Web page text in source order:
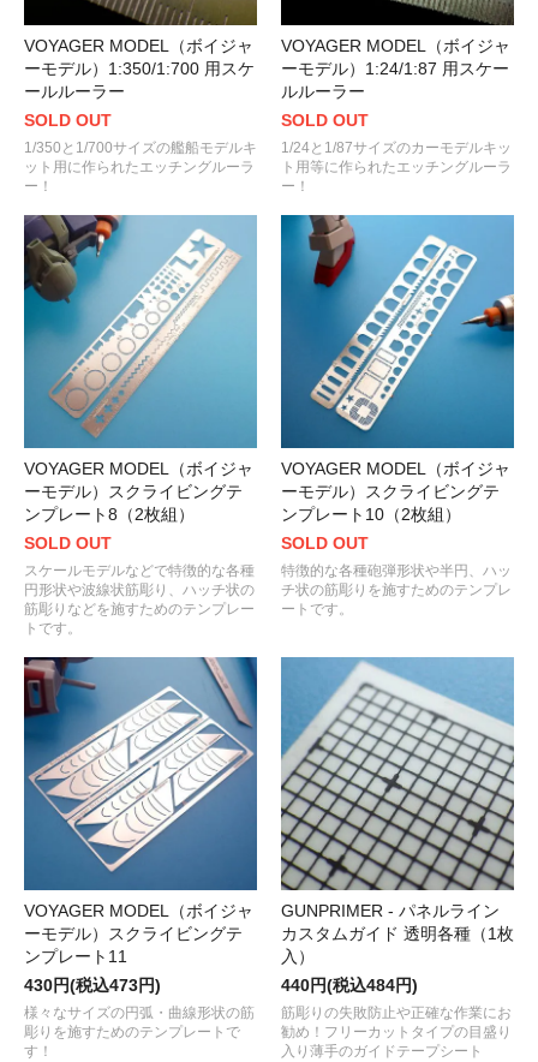
VOYAGER MODEL（ボイジャ
ーモデル）1:350/1:700 用スケ
ールルーラー
SOLD OUT
1/350と1/700サイズの艦船モデルキ
ット用に作られたエッチングルーラ
ー！
VOYAGER MODEL（ボイジャ
ーモデル）1:24/1:87 用スケー
ルルーラー
SOLD OUT
1/24と1/87サイズのカーモデルキッ
ト用等に作られたエッチングルーラ
ー！
VOYAGER MODEL（ボイジャ
ーモデル）スクライビングテ
ンプレート8（2枚組）
SOLD OUT
スケールモデルなどで特徴的な各種
円形状や波線状筋彫り、ハッチ状の
筋彫りなどを施すためのテンプレー
トです。
VOYAGER MODEL（ボイジャ
ーモデル）スクライビングテ
ンプレート10（2枚組）
SOLD OUT
特徴的な各種砲弾形状や半円、ハッ
チ状の筋彫りを施すためのテンプレ
ートです。
VOYAGER MODEL（ボイジャ
ーモデル）スクライビングテ
ンプレート11
430円(税込473円)
様々なサイズの円弧・曲線形状の筋
彫りを施すためのテンプレートで
す！
GUNPRIMER - パネルライン
カスタムガイド 透明各種（1枚
入）
440円(税込484円)
筋彫りの失敗防止や正確な作業にお
勧め！フリーカットタイプの目盛り
入り薄手のガイドテープシート